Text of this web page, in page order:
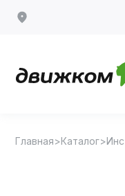
Главная Каталог